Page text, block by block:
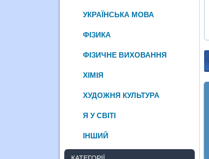
УКРАЇНСЬКА МОВА
ФІЗИКА
ФІЗИЧНЕ ВИХОВАННЯ
ХІМІЯ
ХУДОЖНЯ КУЛЬТУРА
Я У СВІТІ
ІНШИЙ